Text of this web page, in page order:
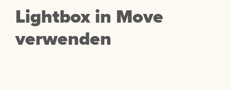
Lightbox in Move
verwenden